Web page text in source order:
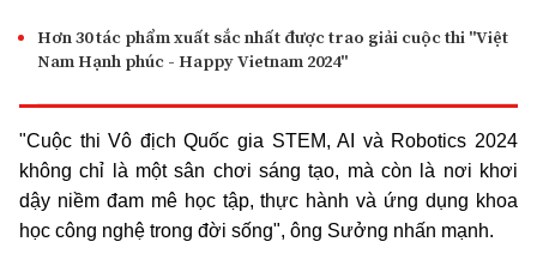
Hơn 30 tác phẩm xuất sắc nhất được trao giải cuộc thi "Việt
Nam Hạnh phúc - Happy Vietnam 2024"
"Cuộc thi Vô địch Quốc gia STEM, AI và Robotics 2024
không chỉ là một sân chơi sáng tạo, mà còn là nơi khơi
dậy niềm đam mê học tập, thực hành và ứng dụng khoa
học công nghệ trong đời sống", ông Sưởng nhấn mạnh.